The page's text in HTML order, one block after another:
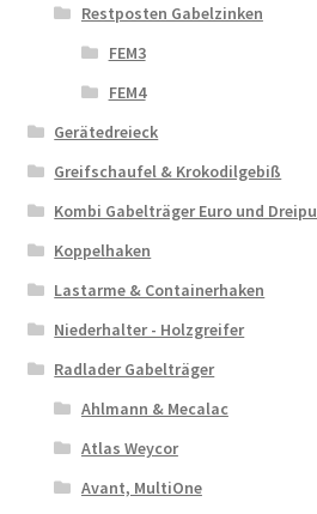
Restposten Gabelzinken
FEM3
FEM4
Gerätedreieck
Greifschaufel & Krokodilgebiß
Kombi Gabelträger Euro und
Koppelhaken
Lastarme & Containerhaken
Niederhalter - Holzgreifer
Radlader Gabelträger
Ahlmann & Mecalac
Atlas Weycor
Avant, MultiOne